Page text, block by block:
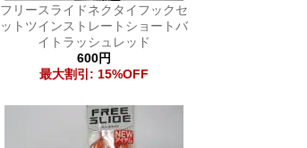
フリースライドネクタイフックセ
ットツインストレートショートバ
イトラッシュレッド
600円
最大割引: 15%OFF